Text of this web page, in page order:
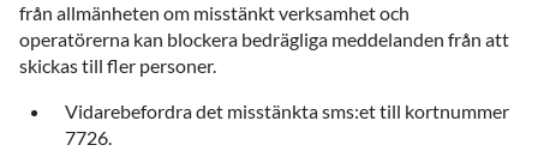
från allmänheten om misstänkt verksamhet och
operatörerna kan blockera bedrägliga meddelanden från att
skickas till fler personer.
Vidarebefordra det misstänkta sms:et till kortnummer
7726.